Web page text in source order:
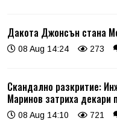
Дакота Джонсън стана
08 Aug 14:24 273
Скандално разкритие:
Маринов затриха декари
08 Aug 14:10 721